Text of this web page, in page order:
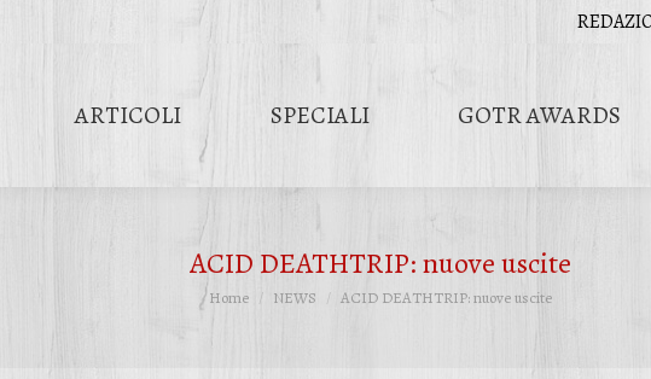
ARTICOLI SPECIALI GOTR AWARDS
ACID DEATHTRIP: nuove uscite
Tu sei qui:
Home NEWS ACID DEATHTRIP: nuove uscite